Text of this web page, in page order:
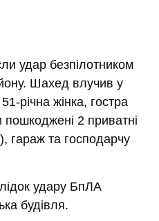
удар безпілотником
Шахед влучив у
річна жінка, гостра
пошкоджені 2 приватні
гараж та господарчу
удару БпЛА
будівля.